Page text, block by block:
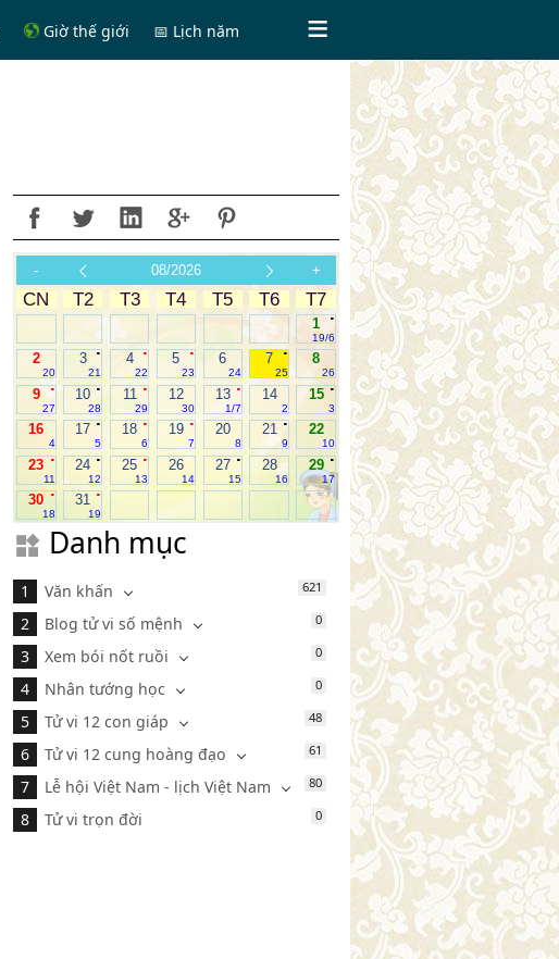
Giờ thế giới 📅 Lịch năm
- 08/2026 +
CN T2 T3 T4 T5 T6 T7
.
1
19/6
2
20
.
3
21
.
4
22
.
5
23
6
24
.
7
25
8
26
.
9
27
.
10
28
.
11
29
12
30
.
13
1/7
14
2
.
15
3
16
4
.
17
5
.
18
6
.
19
7
20
8
.
21
9
22
10
.
23
11
.
24
12
.
25
13
26
14
.
27
15
28
16
.
29
17
.
30
18
.
31
19
Danh mục
Văn khấn 621
Blog tử vi số mệnh 0
Xem bói nốt ruồi 0
Nhân tướng học 0
Tử vi 12 con giáp 48
Tử vi 12 cung hoàng đạo 61
Lễ hội Việt Nam - lịch Việt Nam 80
Tử vi trọn đời 0